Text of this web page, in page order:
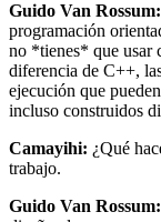
Guido Van Rossum:
programación
no *tienes* que usar
diferencia de C++,
ejecución que
incluso construidos
Camayihi: ¿Qué
trabajo.
Guido Van Rossum: